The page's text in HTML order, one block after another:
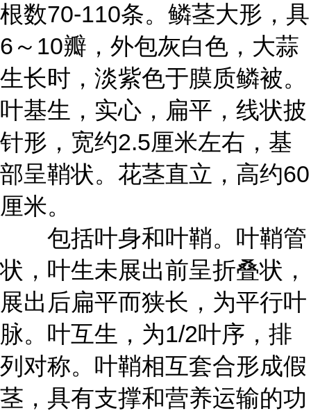
根数70-110条。鳞茎大形，具
6～10瓣，外包灰白色，大蒜
生长时，淡紫色于膜质鳞被。
叶基生，实心，扁平，线状披
针形，宽约2.5厘米左右，基
部呈鞘状。花茎直立，高约60
厘米。
包括叶身和叶鞘。叶鞘管
状，叶生未展出前呈折叠状，
展出后扁平而狭长，为平行叶
脉。叶互生，为1/2叶序，排
列对称。叶鞘相互套合形成假
茎，具有支撑和营养运输的功